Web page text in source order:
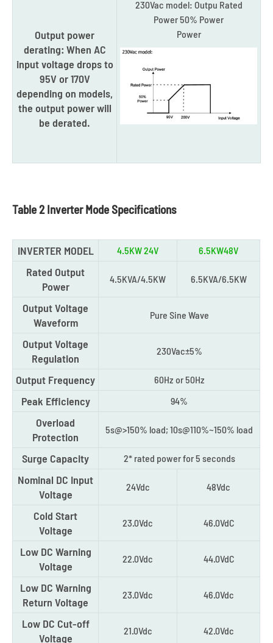
Output power
derating: When AC
input voltage drops to
95V or 170V
depending on models,
the output power will
be derated.
230Vac model: Outpu Rated
Power 50% Power
Power
Table 2 Inverter Mode Specifications
INVERTER MODEL 4.5KW 24V 6.5KW48V
Rated Output
Power
4.5KVA/4.5KW 6.5KVA/6.5KW
Output Voltage
Waveform
Pure Sine Wave
Output Voltage
Regulation
230Vac±5%
Output Frequency 60Hz or 50Hz
Peak Efficiency 94%
Overload
Protection
5s@>150% load; 10s@110%~150% load
Surge Capacity 2* rated power for 5 seconds
Nominal DC Input
Voltage
24Vdc 48Vdc
Cold Start
Voltage
23.0Vdc 46.0VdC
Low DC Warning
Voltage
22.0Vdc 44.0VdC
Low DC Warning
Return Voltage
23.0Vdc 46.0Vdc
Low DC Cut-off
Voltage
21.0Vdc 42.0Vdc